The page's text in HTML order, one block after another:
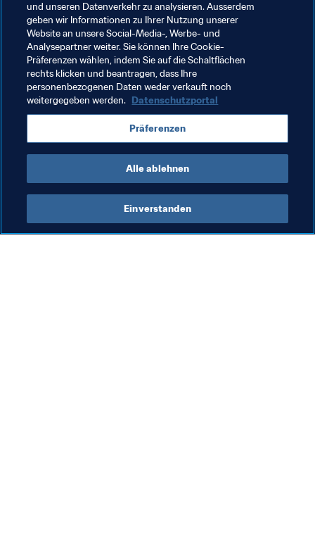
Die ersten Drei: Lyon (72 Punkte), Paris Saint-Germain
(69), Montpellier (61)
Verwandte Themen
Czechia France Germany Italy Japan
Spain Sweden AFC UEFA
und unseren Datenverkehr zu analysieren. Ausserdem
geben wir Informationen zu Ihrer Nutzung unserer
Website an unsere Social-Media-, Werbe- und
Analysepartner weiter. Sie können Ihre Cookie-
Präferenzen wählen, indem Sie auf die Schaltflächen
rechts klicken und beantragen, dass Ihre
personenbezogenen Daten weder verkauft noch
weitergegeben werden. Datenschutzportal
Präferenzen
Alle ablehnen
Einverstanden